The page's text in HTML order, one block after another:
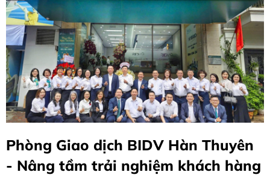
Phòng Giao dịch BIDV Hàn Thuyên
- Nâng tầm trải nghiệm khách hàng